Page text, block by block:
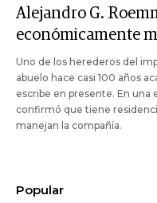
Alejandro G.
económicamente
Uno de los herederos del
abuelo hace casi 100 años
escribe en presente. En una
confirmó que tiene
manejan la compañía.
Popular